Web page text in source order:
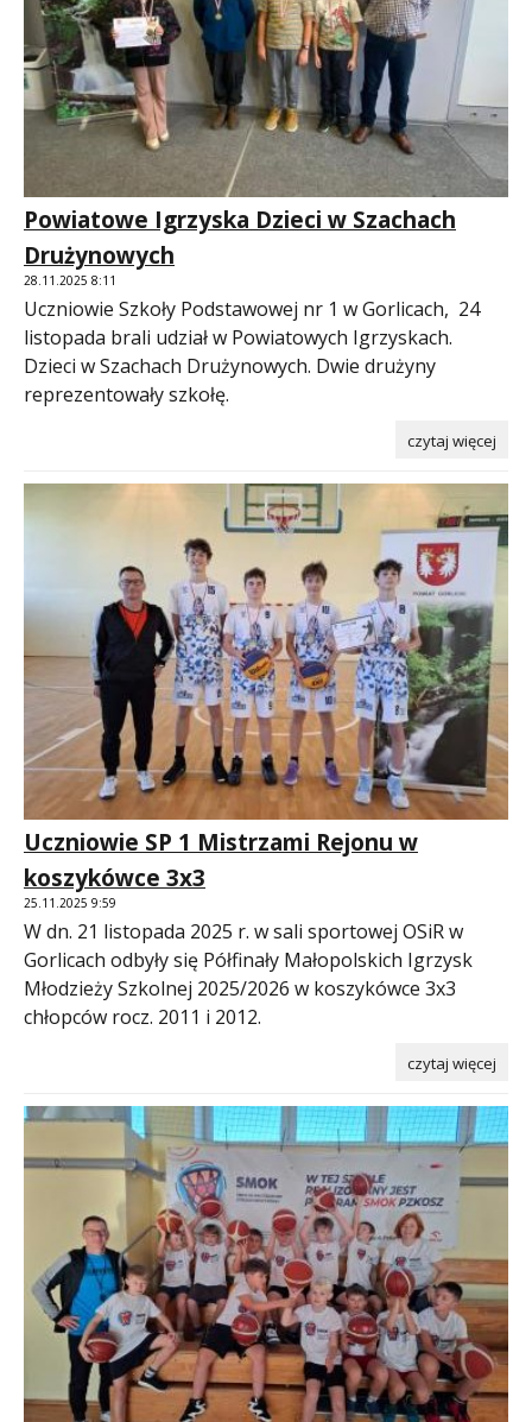
Powiatowe Igrzyska Dzieci w Szachach
Drużynowych
28.11.2025 8:11
Uczniowie Szkoły Podstawowej nr 1 w Gorlicach, 24
listopada brali udział w Powiatowych Igrzyskach.
Dzieci w Szachach Drużynowych. Dwie drużyny
reprezentowały szkołę.
czytaj więcej
Uczniowie SP 1 Mistrzami Rejonu w
koszykówce 3x3
25.11.2025 9:59
W dn. 21 listopada 2025 r. w sali sportowej OSiR w
Gorlicach odbyły się Półfinały Małopolskich Igrzysk
Młodzieży Szkolnej 2025/2026 w koszykówce 3x3
chłopców rocz. 2011 i 2012.
czytaj więcej